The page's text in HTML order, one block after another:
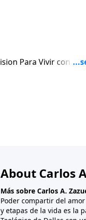
About Carlos
Más sobre Carlos A.
Poder compartir del
y etapas de la vida es la